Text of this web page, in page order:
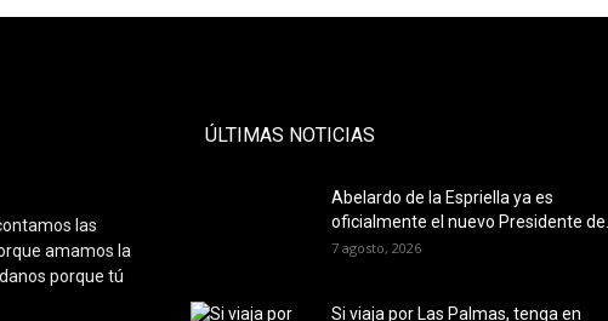
las
amamos la
porque tú
ÚLTIMAS NOTICIAS
Abelardo de la Espriella ya es
oficialmente el nuevo Presidente de...
7 agosto, 2026
Si viaja por Las Palmas, tenga en